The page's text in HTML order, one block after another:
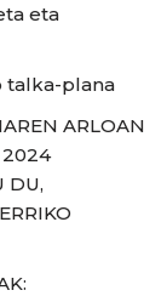
eta
talka-plana
ARLOAN
2024
DU,